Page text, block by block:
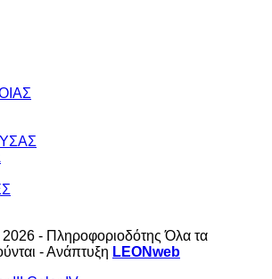
- Πληροφοριοδότης Όλα τα
- Ανάπτυξη LEONweb